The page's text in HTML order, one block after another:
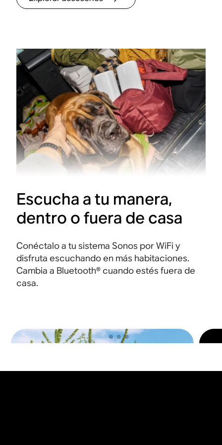
Escucha a tu manera,
dentro o fuera de casa
Conéctalo a tu sistema Sonos por WiFi y
disfruta escuchando en más habitaciones.
Cambia a Bluetooth® cuando estés fuera de
casa.